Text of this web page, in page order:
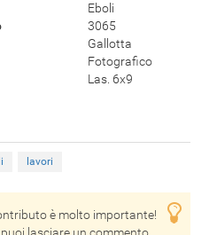
Eboli
3065
Gallotta
Fotografico
Las. 6x9
lavori
è molto importante!